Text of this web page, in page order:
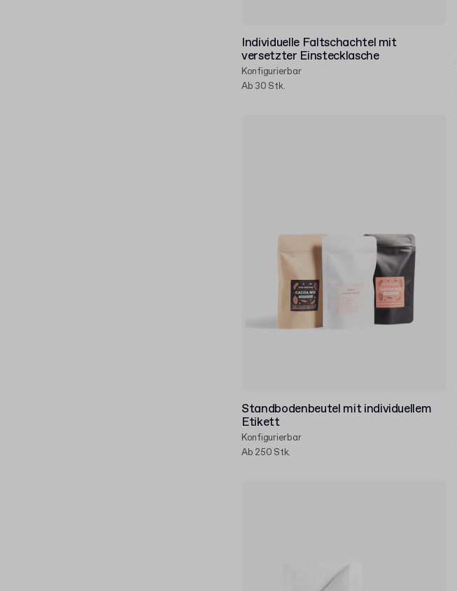
Individuelle Faltschachtel mit
versetzter Einstecklasche
Konfigurierbar
Ab 30 Stk.
Standbodenbeutel mit individuellem
Etikett
Konfigurierbar
Ab 250 Stk.